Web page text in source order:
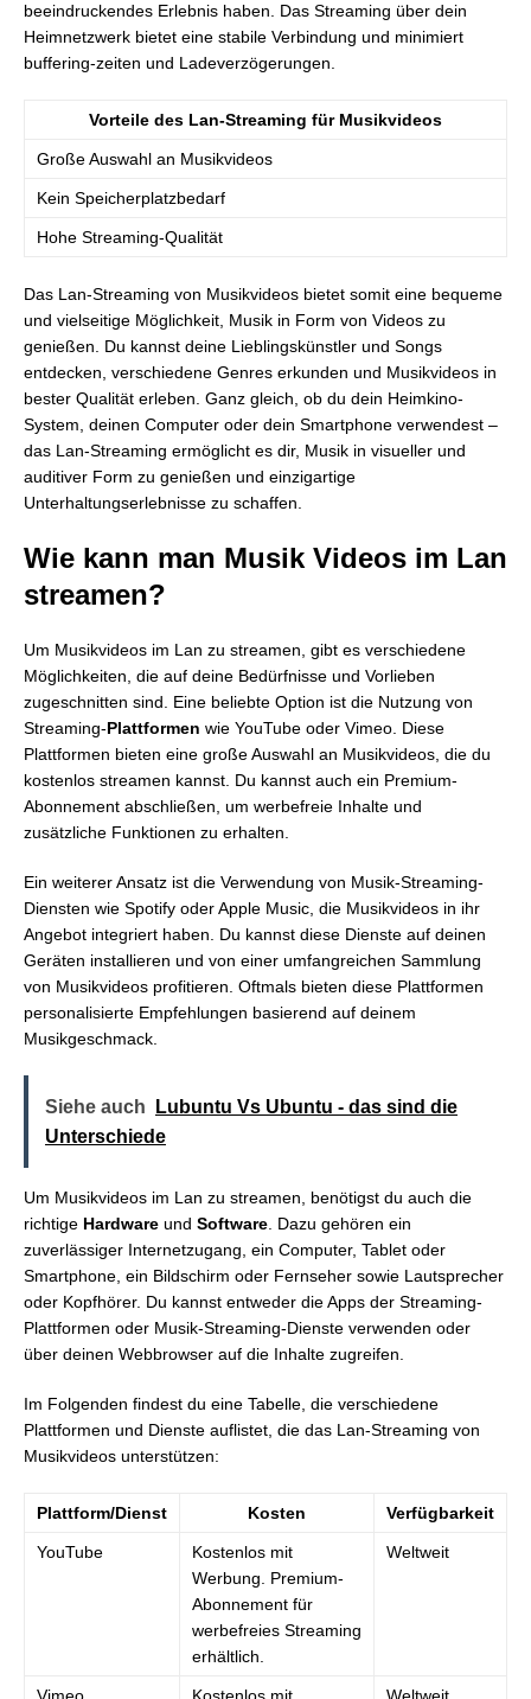
beeindruckendes Erlebnis haben. Das Streaming über dein
Heimnetzwerk bietet eine stabile Verbindung und minimiert
buffering-zeiten und Ladeverzögerungen.
Vorteile des Lan-Streaming für Musikvideos
Große Auswahl an Musikvideos
Kein Speicherplatzbedarf
Hohe Streaming-Qualität
Das Lan-Streaming von Musikvideos bietet somit eine bequeme
und vielseitige Möglichkeit, Musik in Form von Videos zu
genießen. Du kannst deine Lieblingskünstler und Songs
entdecken, verschiedene Genres erkunden und Musikvideos in
bester Qualität erleben. Ganz gleich, ob du dein Heimkino-
System, deinen Computer oder dein Smartphone verwendest –
das Lan-Streaming ermöglicht es dir, Musik in visueller und
auditiver Form zu genießen und einzigartige
Unterhaltungserlebnisse zu schaffen.
Wie kann man Musik Videos im Lan
streamen?
Um Musikvideos im Lan zu streamen, gibt es verschiedene
Möglichkeiten, die auf deine Bedürfnisse und Vorlieben
zugeschnitten sind. Eine beliebte Option ist die Nutzung von
Streaming-Plattformen wie YouTube oder Vimeo. Diese
Plattformen bieten eine große Auswahl an Musikvideos, die du
kostenlos streamen kannst. Du kannst auch ein Premium-
Abonnement abschließen, um werbefreie Inhalte und
zusätzliche Funktionen zu erhalten.
Ein weiterer Ansatz ist die Verwendung von Musik-Streaming-
Diensten wie Spotify oder Apple Music, die Musikvideos in ihr
Angebot integriert haben. Du kannst diese Dienste auf deinen
Geräten installieren und von einer umfangreichen Sammlung
von Musikvideos profitieren. Oftmals bieten diese Plattformen
personalisierte Empfehlungen basierend auf deinem
Musikgeschmack.
Siehe auch
Lubuntu Vs Ubuntu - das sind die
Unterschiede
Um Musikvideos im Lan zu streamen, benötigst du auch die
richtige Hardware und Software . Dazu gehören ein
zuverlässiger Internetzugang, ein Computer, Tablet oder
Smartphone, ein Bildschirm oder Fernseher sowie Lautsprecher
oder Kopfhörer. Du kannst entweder die Apps der Streaming-
Plattformen oder Musik-Streaming-Dienste verwenden oder
über deinen Webbrowser auf die Inhalte zugreifen.
Im Folgenden findest du eine Tabelle, die verschiedene
Plattformen und Dienste auflistet, die das Lan-Streaming von
Musikvideos unterstützen:
Plattform/Dienst Kosten Verfügbarkeit
YouTube
Kostenlos mit
Werbung. Premium-
Abonnement für
werbefreies Streaming
erhältlich.
Weltweit